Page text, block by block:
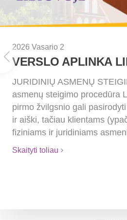
2026 Vasario 2
VERSLO APLINKA
JURIDINIŲ ASMENŲ
asmenų steigimo procedūra
pirmo žvilgsnio gali
ir aiški, tačiau klientams
fiziniams ir juridiniams
Skaityti toliau